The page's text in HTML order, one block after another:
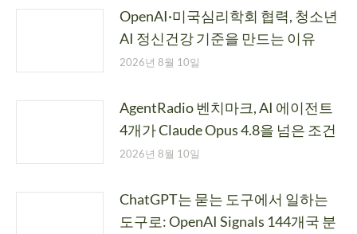
OpenAI·미국심리학회 협력, 청소년
AI 정신건강 기준을 만드는 이유
2026년 8월 10일
AgentRadio 벤치마크, AI 에이전트
4개가 Claude Opus 4.8을 넘은 조건
2026년 8월 10일
ChatGPT는 묻는 도구에서 일하는
도구로: OpenAI Signals 144개국 분